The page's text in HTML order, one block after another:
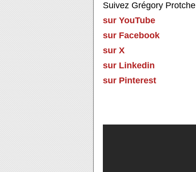
Suivez Grégory Protche
sur YouTube
sur Facebook
sur X
sur Linkedin
sur Pinterest